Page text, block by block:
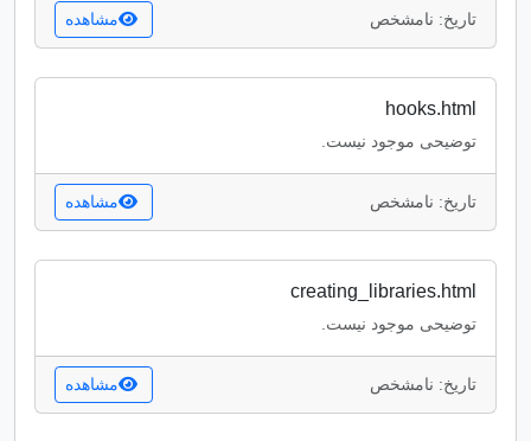
تاریخ: نامشخص مشاهده
hooks.html
توضیحی موجود نیست.
تاریخ: نامشخص مشاهده
creating_libraries.html
توضیحی موجود نیست.
تاریخ: نامشخص مشاهده